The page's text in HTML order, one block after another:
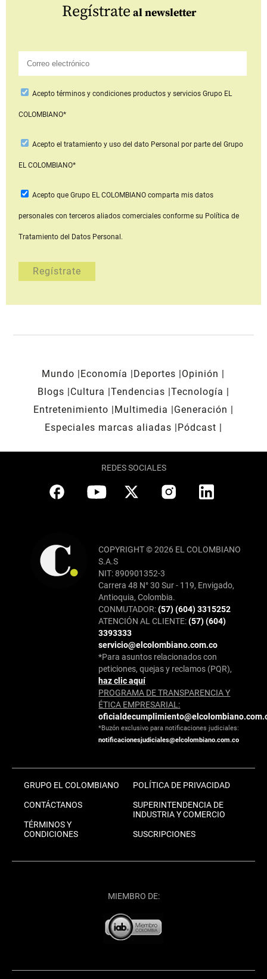
Regístrate al newsletter
Aceptotérminos y condiciones productos y serviciosGrupo EL
COLOMBIANO*
Acepto el tratamiento y uso del dato Personal por parte del Grupo
EL COLOMBIANO*
Acepto que Grupo EL COLOMBIANOcomparta mis datos
personales con terceros aliados comerciales conforme su Política de
Tratamiento del Datos Personal.
Mundo Economía Deportes
Opinión
Blogs
Cultura Tendencias Tecnología
Entretenimiento
Multimedia
Generación
Especiales marcas aliadas
Pódcast
REDES SOCIALES
COPYRIGHT © 2026 EL COLOMBIANO
S.A.S
NIT: 890901352-3
Carrera 48 N° 30 Sur - 119, Envigado,
Antioquia, Colombia.
CONMUTADOR:(57) (604) 3315252
ATENCIÓN AL CLIENTE:(57) (604)
3393333
servicio@elcolombiano.com.co
*Para asuntos relacionados con
peticiones, quejas y reclamos (PQR),
haz clic aquí
PROGRAMA DE TRANSPARENCIA Y
ÉTICA EMPRESARIAL:
*Buzón exclusivo para notificaciones judiciales:
notificacionesjudiciales@elcolombiano.com.co
GRUPO EL COLOMBIANO
CONTÁCTANOS
TÉRMINOS Y
CONDICIONES
POLÍTICA DE PRIVACIDAD
SUPERINTENDENCIA DE
INDUSTRIA Y COMERCIO
SUSCRIPCIONES
MIEMBRO DE: